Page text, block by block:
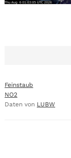
Feinstaub
NO2
Daten von LUBW